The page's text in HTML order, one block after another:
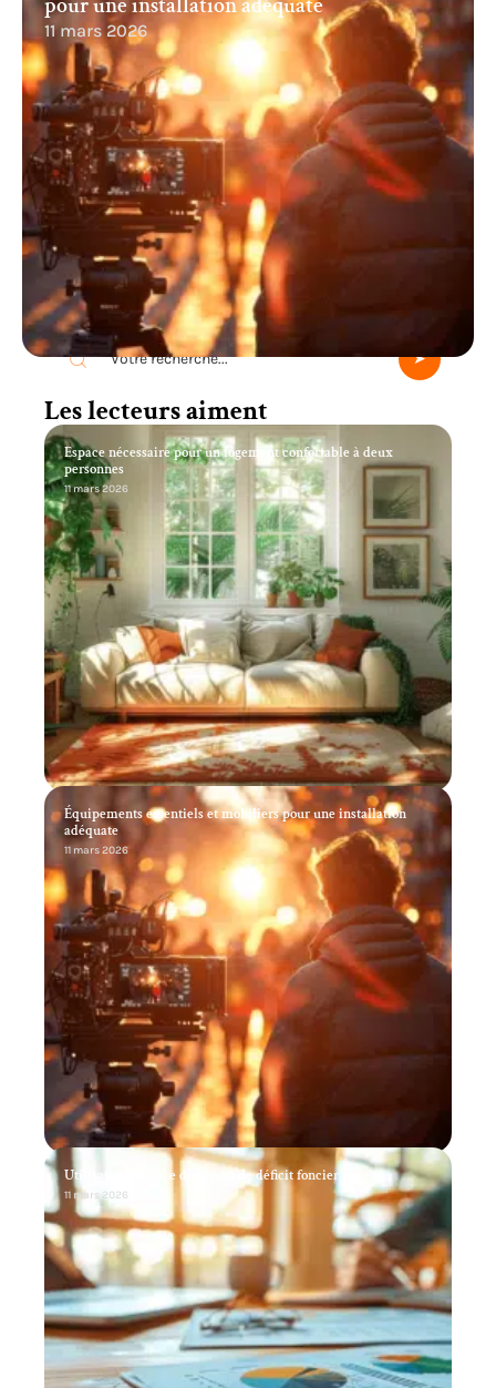
11 mars 2026
Recherche
Les lecteurs aiment
Espace nécessaire pour un logement confortable à deux
personnes
11 mars 2026
Équipements essentiels et mobiliers pour une installation
adéquate
11 mars 2026
Utilisation efficace du report de déficit foncier
11 mars 2026